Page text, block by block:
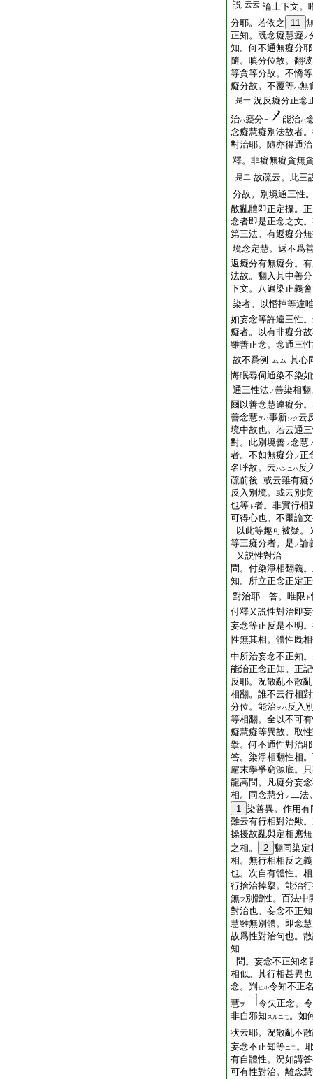
説 云云 論上下文。
分耶。若依之
11
正知。既念癡慧癡 ノ
知。何不通無癡分
隨。嗔分位故。翻
等貪等分故。不憍等
癡分故。不覆等ハ無
是一 況反癡分正念
治ハ癡分ニ 能治ハ
念癡慧癡別法故者
對治耶。隨亦得通
釋。非癡無癡貪無
是二 故疏云。此三
分故。別境通三性
散亂體即正定攝。
念者即是正念之文
第三法。有返癡分
境念定慧。返不爲
返癡分有無癡分。
法故。翻入其中善
下文。八遍染正義
染者。以惛掉等違
如妄念等許違三性
癡者。以有非癡分
雖善正念。念通三
故不爲例
云云 其心
悔眠尋伺通染不染
通三性法ノ善染相
爾以善念慧違癡分
善念慧ヲハ事新シク云
境中故也。若云通
對。此別境善ノ念慧
者。不如無癡分ノ正
名呼故。云ハンニハ反
疏前後ニ或云雖有癡
反入別境。或云別
也等 ト 者。非實行相
可得心也。不爾論
以此等趣可被疑。
等三癡分者。是 ノ論
又説性對治
問。付染淨相翻義
知。所立正念正定
對治耶 答。唯限 ト
付釋又説性對治即
妄念等正反是不明
性無其相。體性既
中所治妄念不正知
能治正念正知。正
反耶。況散亂不散
相翻。誰不云行相
分位。能治ヲハ反入
等相翻。全以不可
癡慧癡等異故。取
擧。何不通性對治
答。染淨相翻性相
慮末學爭窮源底。
龍高問。凡癡分妄
相。同念慧分ノ二法
1 染善異。作用
難云有行相對治歟
操擾故亂與定相應
之相。
2 翻同染定
相。無行相相反之
也。次自有體性。
行捨治掉擧。能治
無ヲ 別體性。百法中
對治也。妄念不正知
慧雖無別體。即念
故爲性對治句也。
知
問。妄念不正知名
相似。其行相甚異
念。判 ヒル令知不正
慧ヲ
令失正念。
非自邪知 スルニモ。如
状云耶。況散亂不
妄念不正知等ニモ。
有自體性。況如講
可有性對治。離念